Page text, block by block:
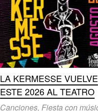
LA KERMESSE VUELVE
ESTE 2026 AL TEATRO